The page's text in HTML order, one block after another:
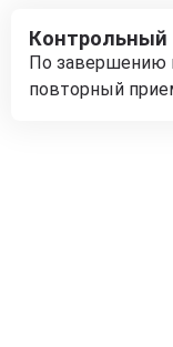
Контрольный
По завершению
повторный